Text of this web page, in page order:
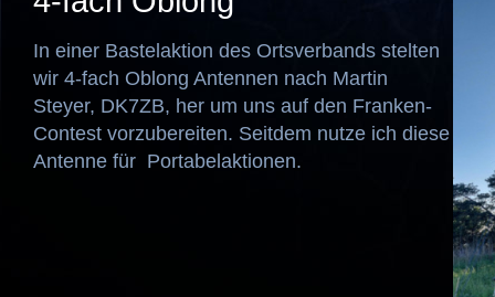
In einer Bastelaktion des Ortsverbands stelten
wir 4-fach Oblong Antennen nach Martin
Steyer, DK7ZB, her um uns auf den Franken-
Contest vorzubereiten. Seitdem nutze ich diese
Antenne für Portabelaktionen.